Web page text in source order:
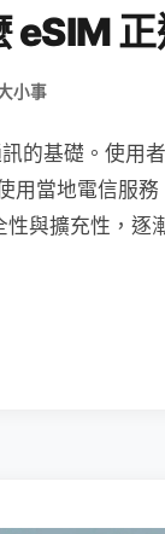
eSIM
小事
的基礎。使用
用當地電信服
與擴充性，逐